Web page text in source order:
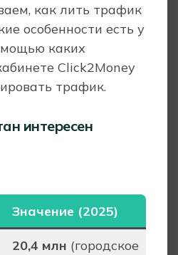
как лить трафик
особенности есть у
каких
Click2Money
трафик.
интересен
Значение (2025)
20,4 млн (городское